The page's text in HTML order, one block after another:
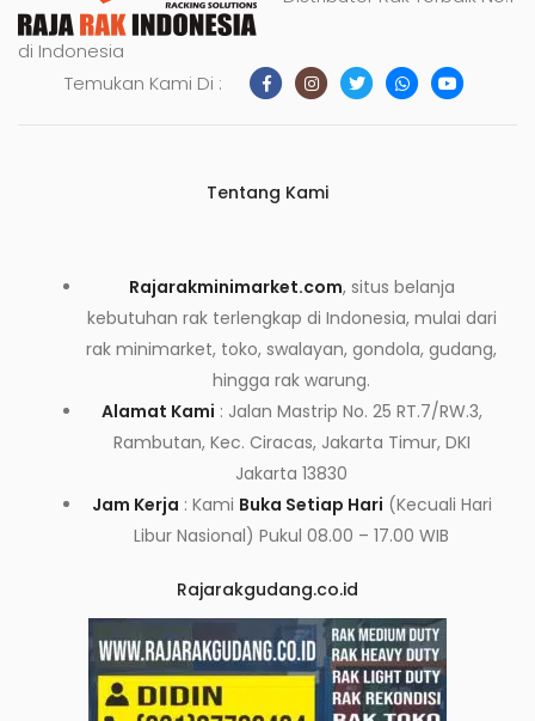
di Indonesia
Temukan Kami Di :
Tentang Kami
Rajarakminimarket.com, situs belanja
kebutuhan rak terlengkap di Indonesia, mulai dari
rak minimarket, toko, swalayan, gondola, gudang,
hingga rak warung.
Alamat Kami : Jalan Mastrip No. 25 RT.7/RW.3,
Rambutan, Kec. Ciracas, Jakarta Timur, DKI
Jakarta 13830
Jam Kerja : Kami Buka Setiap Hari (Kecuali Hari
Libur Nasional) Pukul 08.00 – 17.00 WIB
Rajarakgudang.co.id